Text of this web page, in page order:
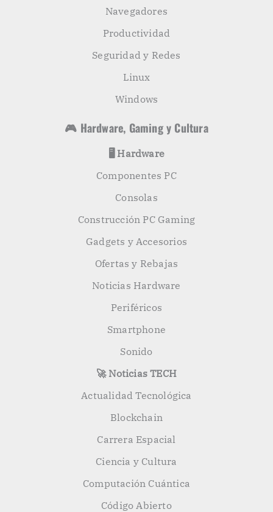
Navegadores
Productividad
Seguridad y Redes
Linux
Windows
🎮 Hardware, Gaming y Cultura
🖥️ Hardware
Componentes PC
Consolas
Construcción PC Gaming
Gadgets y Accesorios
Ofertas y Rebajas
Noticias Hardware
Periféricos
Smartphone
Sonido
🚀 Noticias TECH
Actualidad Tecnológica
Blockchain
Carrera Espacial
Ciencia y Cultura
Computación Cuántica
Código Abierto